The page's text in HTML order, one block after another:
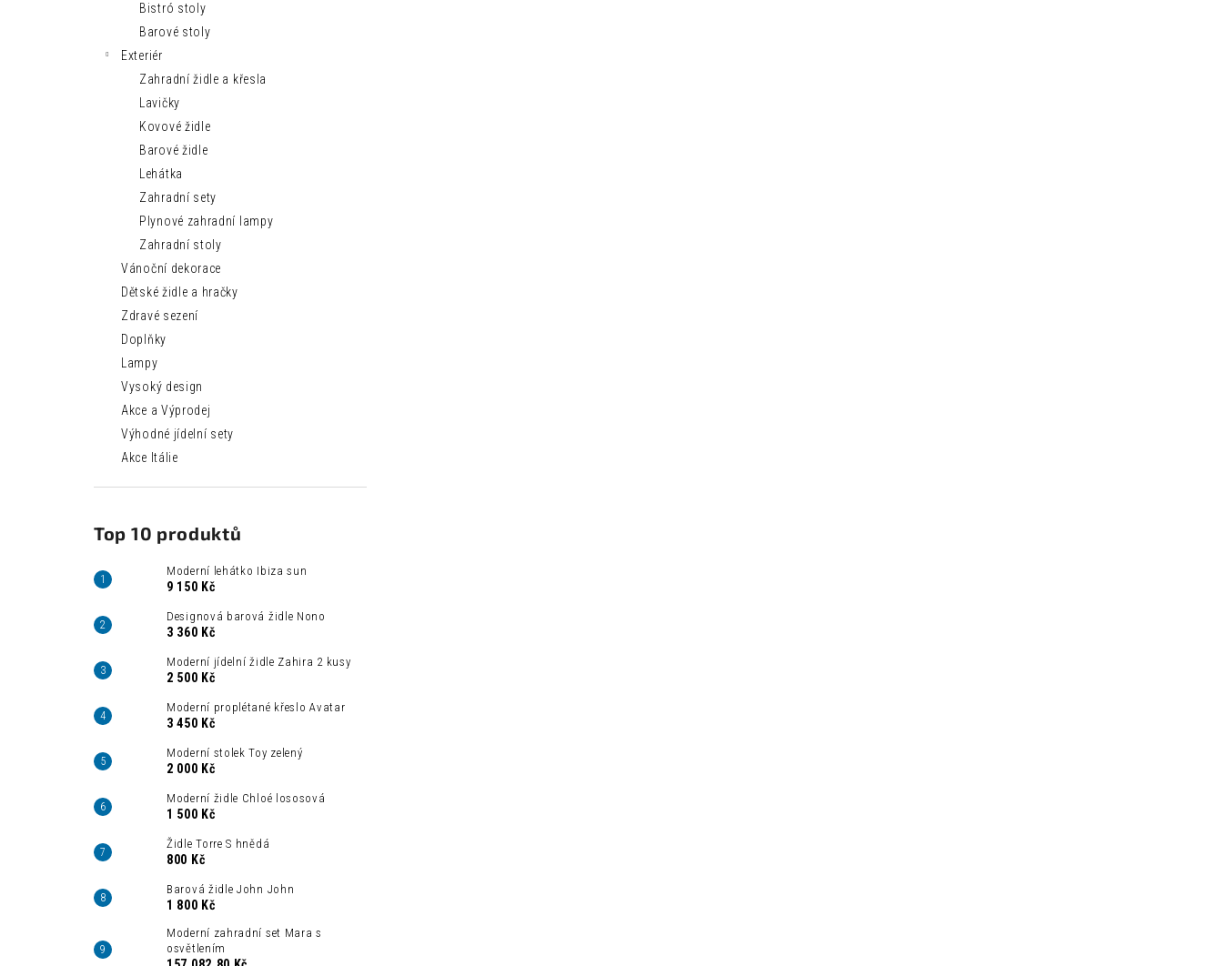
Bistró stoly
Barové stoly
Exteriér
Zahradní židle a křesla
Lavičky
Kovové židle
Barové židle
Lehátka
Zahradní sety
Plynové zahradní lampy
Zahradní stoly
Vánoční dekorace
Dětské židle a hračky
Zdravé sezení
Doplňky
Lampy
Vysoký design
Akce a Výprodej
Výhodné jídelní sety
Akce Itálie
Top 10 produktů
Moderní lehátko Ibiza sun
9 150 Kč
Designová barová židle Nono
3 360 Kč
Moderní jídelní židle Zahira 2 kusy
2 500 Kč
Moderní proplétané křeslo Avatar
3 450 Kč
Moderní stolek Toy zelený
2 000 Kč
Moderní židle Chloé lososová
1 500 Kč
Židle Torre S hnědá
800 Kč
Barová židle John John
1 800 Kč
Moderní zahradní set Mara s
osvětlením